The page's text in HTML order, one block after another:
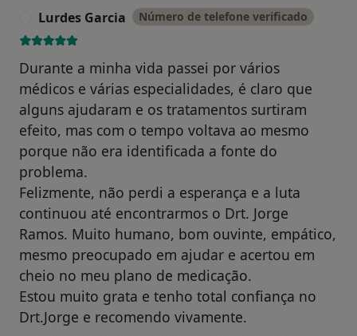
Lurdes Garcia Número de telefone verificado
Durante a minha vida passei por vários
médicos e várias especialidades, é claro que
alguns ajudaram e os tratamentos surtiram
efeito, mas com o tempo voltava ao mesmo
porque não era identificada a fonte do
problema.
Felizmente, não perdi a esperança e a luta
continuou até encontrarmos o Drt. Jorge
Ramos. Muito humano, bom ouvinte, empático,
mesmo preocupado em ajudar e acertou em
cheio no meu plano de medicação.
Estou muito grata e tenho total confiança no
Drt.Jorge e recomendo vivamente.